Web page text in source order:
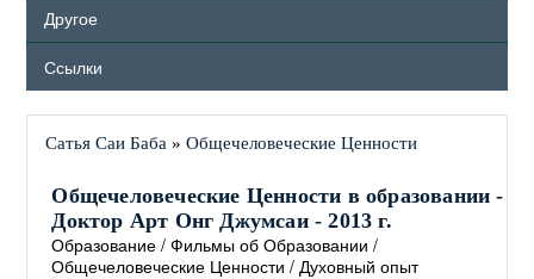
Другое
Ссылки
Сатья Саи Баба »Общечеловеческие Ценности
Общечеловеческие Ценности в образовании -
Доктор Арт Онг Джумсаи - 2013 г.
Образование /Фильмы об Образовании /
Общечеловеческие Ценности /Духовный опыт